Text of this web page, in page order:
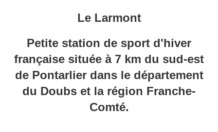
Le Larmont
Petite station de sport d'hiver
française située à 7 km du sud-est
de Pontarlier dans le département
du Doubs et la région Franche-
Comté.